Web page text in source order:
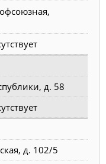
д. 58
д. 102/5